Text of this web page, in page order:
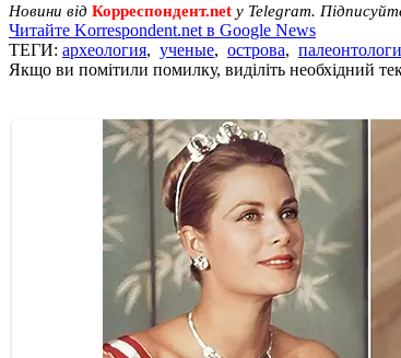
Новини від Корреспондент.net у Telegram.
Читайте Korrespondent.net в Google News
ТЕГИ: археология, ученые, острова, палеонтологи
Якщо ви помітили помилку, виділіть необхідний